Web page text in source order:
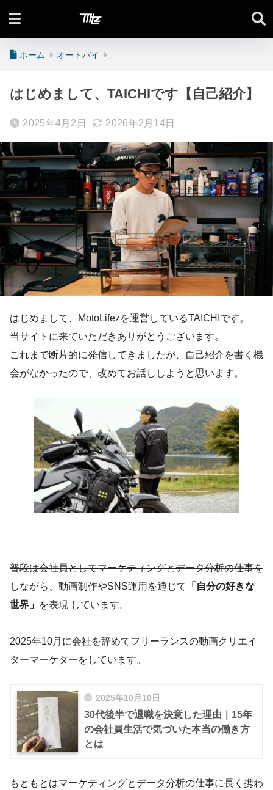
ホーム オートバイ
はじめまして、TAICHIです【自己紹介】
2025年4月2日 2026年2月14日
はじめまして、MotoLifezを運営しているTAICHIです。
当サイトに来ていただきありがとうございます。
これまで断片的に発信してきましたが、自己紹介を書く機
会がなかったので、改めてお話ししようと思います。
普段は会社員としてマーケティングとデータ分析の仕事を
しながら、動画制作やSNS運用を通じて「自分の好きな
世界」を表現 しています。
2025年10月に会社を辞めてフリーランスの動画クリエイ
ターマーケターをしています。
2025年10月10日
30代後半で退職を決意した理由｜15年
の会社員生活で気づいた本当の働き方
とは
もともとはマーケティングとデータ分析の仕事に長く携わ